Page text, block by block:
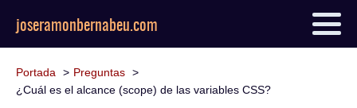
joseramonbernabeu.com
Portada
Preguntas
¿Cuál es el alcance (scope) de las variables CSS?